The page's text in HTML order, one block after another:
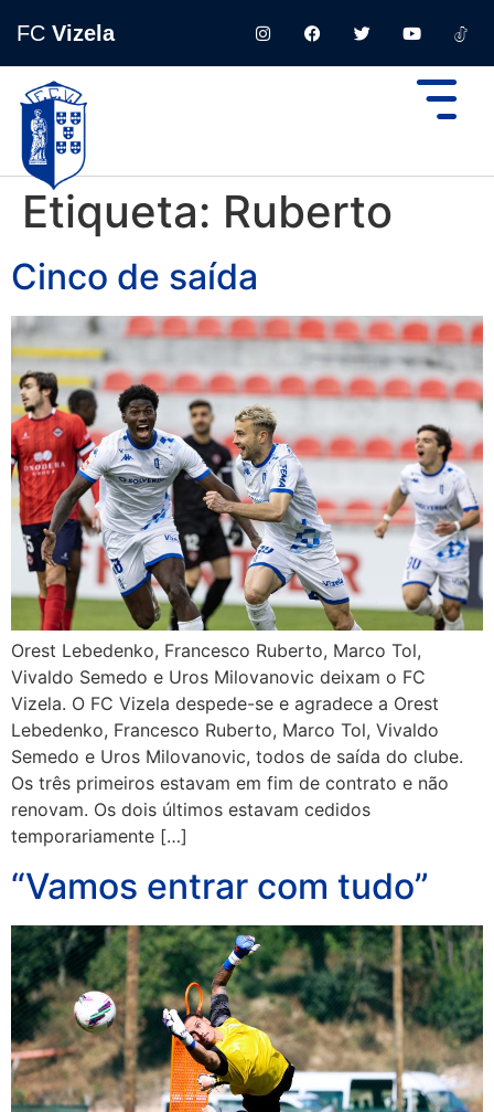
FC Vizela
Etiqueta: Ruberto
Cinco de saída
Orest Lebedenko, Francesco Ruberto, Marco Tol,
Vivaldo Semedo e Uros Milovanovic deixam o FC
Vizela. O FC Vizela despede-se e agradece a Orest
Lebedenko, Francesco Ruberto, Marco Tol, Vivaldo
Semedo e Uros Milovanovic, todos de saída do clube.
Os três primeiros estavam em fim de contrato e não
renovam. Os dois últimos estavam cedidos
temporariamente […]
“Vamos entrar com tudo”